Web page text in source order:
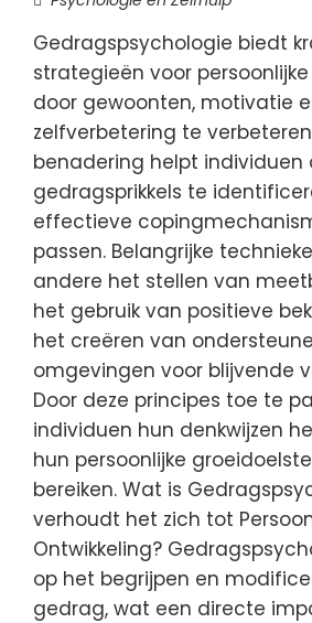
Gedragspsychologie biedt
strategieën voor
door gewoonten, motivatie
zelfverbetering te
benadering helpt individuen
gedragsprikkels te
effectieve
passen. Belangrijke
andere het stellen van
het gebruik van positieve
het creëren van
omgevingen voor blijvende
Door deze principes toe te
individuen hun denkwijzen
hun persoonlijke
bereiken. Wat is
verhoudt het zich tot
Ontwikkeling?
op het begrijpen en
gedrag, wat een directe